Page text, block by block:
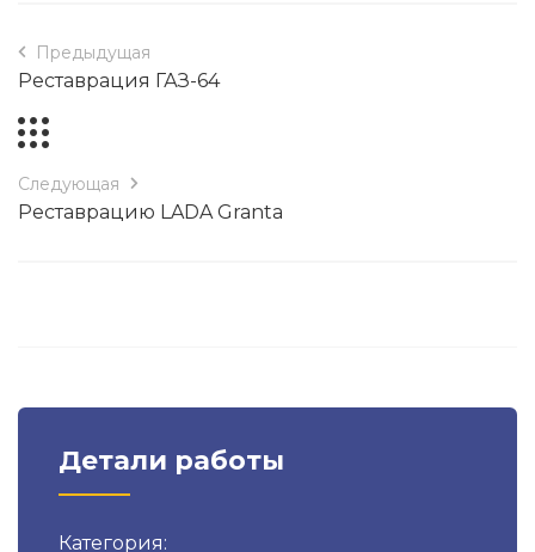
Предыдущая
Реставрация ГАЗ-64
Следующая
Реставрацию LADA Granta
Детали работы
Категория: